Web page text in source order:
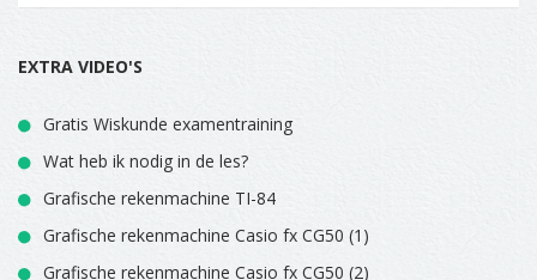
EXTRA VIDEO'S
Gratis Wiskunde examentraining
Wat heb ik nodig in de les?
Grafische rekenmachine TI-84
Grafische rekenmachine Casio fx CG50 (1)
Grafische rekenmachine Casio fx CG50 (2)